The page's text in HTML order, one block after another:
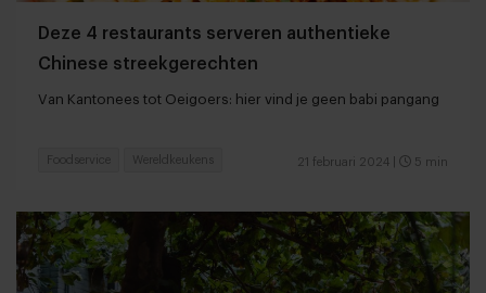
Deze 4 restaurants serveren authentieke
Chinese streekgerechten
Van Kantonees tot Oeigoers: hier vind je geen babi pangang
21 februari 2024 5 min
Foodservice Wereldkeukens